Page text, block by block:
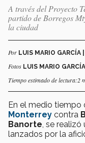
A través del Proyecto
partido de Borregos
la ciudad
Por LUIS MARIO GARCÍA
Fotos LUIS MARIO
Tiempo estimado de lectura:2
En el medio tiempo
Monterrey contra
Banorte se realizó
lanzados por la